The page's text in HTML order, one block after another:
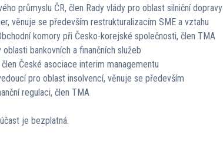
průmyslu ČR, člen Rady vlády pro oblast silniční dopravy
věnuje se především restrukturalizacím SME a vztahu
komory při Česko-korejské společnosti, člen TMA
bankovních a finančních služeb
České asociace interim managementu
pro oblast insolvencí, věnuje se především
regulaci, člen TMA
je bezplatná.